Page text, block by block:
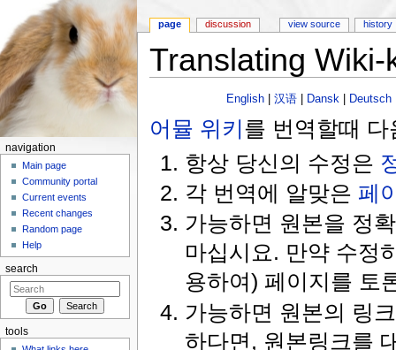
Translating Wiki-
English| 汉语| Dansk| Deutsch
어뮬 위키를 번역할때
항상 당신의 수정은
각 번역에 알맞은 페
가능하면 원본을 정
마십시요. 만약 수정
용하여) 페이지를 토
가능하면 원본의 링
하다면, 원본링크를
page discussion view source history
navigation
Main page
Community portal
Current events
Recent changes
Random page
Help
search
tools